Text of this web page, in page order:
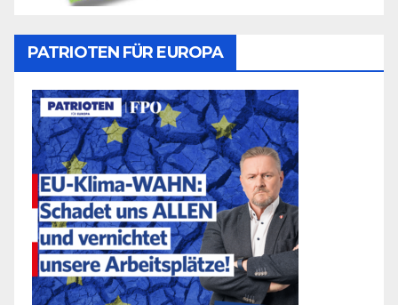
PATRIOTEN FÜR EUROPA